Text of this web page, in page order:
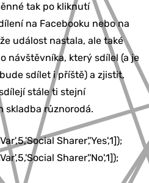
tak po kliknutí
na Facebooku nebo na
událost nastala, ale také
návštěvníka, který sdílel (a je
sdílet i příště) a zjistit,
stále ti stejní
skladba různorodá.
Sharer','Yes',1]);
Sharer','No',1]);